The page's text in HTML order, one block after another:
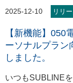
2025-12-10 リリ
【新機能】050
ーソナルプラン
しました。
いつもSUBLINE